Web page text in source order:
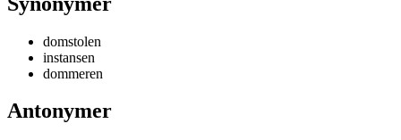
domstolen
instansen
dommeren
Antonymer